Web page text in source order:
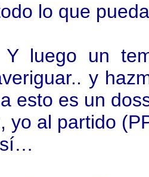
lo que
luego un
y
esto es un
yo al partido
sí…